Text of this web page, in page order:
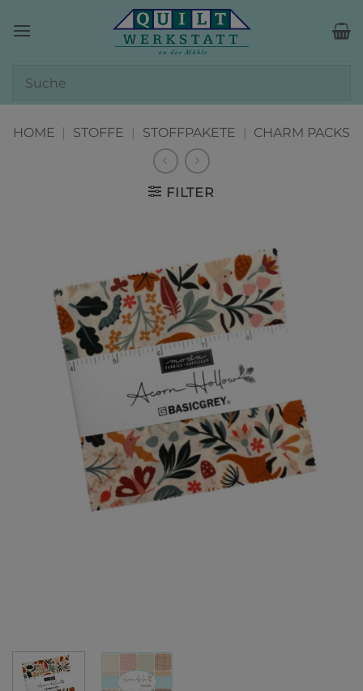
Inhalt
HOME | STOFFE | STOFFPAKETE | CHARM PACKS
FILTER